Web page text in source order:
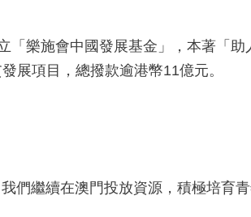
樂施會中國發展基金」，本著「
展項目，總撥款逾港幣11億元。
們繼續在澳門投放資源，積極培育